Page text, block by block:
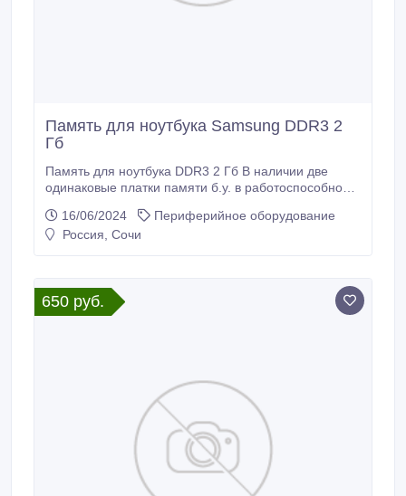
Память для ноутбука Samsung DDR3 2
Гб
Память для ноутбука DDR3 2 Гб В наличии две
одинаковые платки памяти б.у. в работоспособном
16/06/2024
Периферийное оборудование
Россия, Сочи
650 руб.